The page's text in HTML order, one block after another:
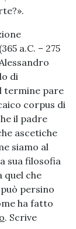
a.C. – 275
di
termine pare
corpus di
il padre
ascetiche
siamo al
sua filosofia
quel che
persino
ha fatto
. Scrive